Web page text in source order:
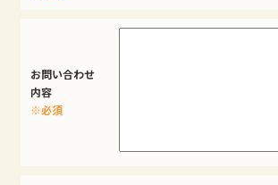
お問い合わせ
内容
※必須